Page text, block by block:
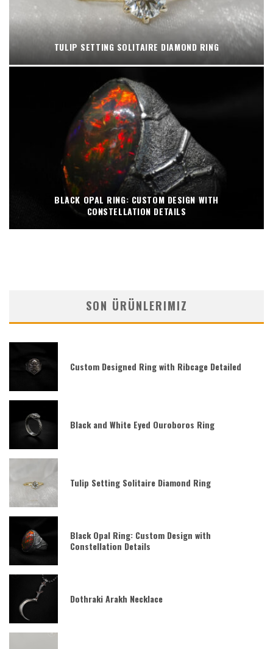
TULIP SETTING SOLITAIRE DIAMOND RING
BLACK OPAL RING: CUSTOM DESIGN WITH
CONSTELLATION DETAILS
SON ÜRÜNLERIMIZ
Custom Designed Ring with Ribcage Detailed
Black and White Eyed Ouroboros Ring
Tulip Setting Solitaire Diamond Ring
Black Opal Ring: Custom Design with
Constellation Details
Dothraki Arakh Necklace